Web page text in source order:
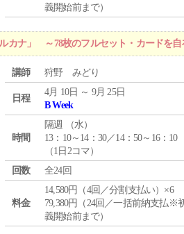
義開始前まで）
カナ」 ～78枚のフルセット・カードを自
講師 狩野 みどり
日程
4月 10日 ～ 9月 25日
B Week
時間
隔週 （水）
13：10～14：30／14：50～16：10
（1日2コマ）
回数
全24回
料金
14,580円（4回／分割支払い）×6
79,380円（24回／一括前納支払※
義開始前まで）